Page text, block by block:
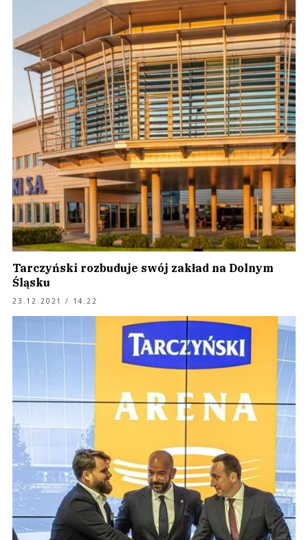
Tarczyński rozbuduje swój zakład na Dolnym
Śląsku
23.12.2021 / 14:22